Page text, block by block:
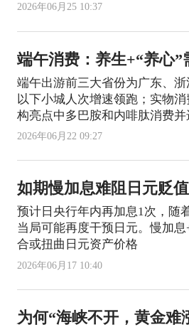
2026年06月25 10:37
端午消费：养生+“养心”
端午出游前三大省份为广东、
以下小城人次增速领跑；实物
构亮点中多巴胺和内啡肽消费并
2026年06月22 09:27
如期慢加息难阻日元贬值
预计日央行年内再加息1次，随
当局可能再度干预日元。慢加
合或扭曲日元资产价格
2026年06月17 10:40
为何“海峡不开，黄金难